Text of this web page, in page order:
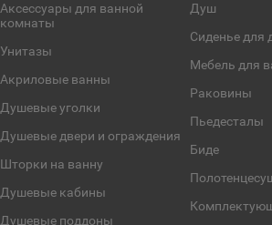
Аксессуары для ванной
комнаты
Унитазы
Акриловые ванны
Душевые уголки
Душевые двери и ограждения
Шторки на ванну
Душевые кабины
Душевые поддоны
Душ
Сиденье для
Мебель для
Раковины
Пьедесталы
Биде